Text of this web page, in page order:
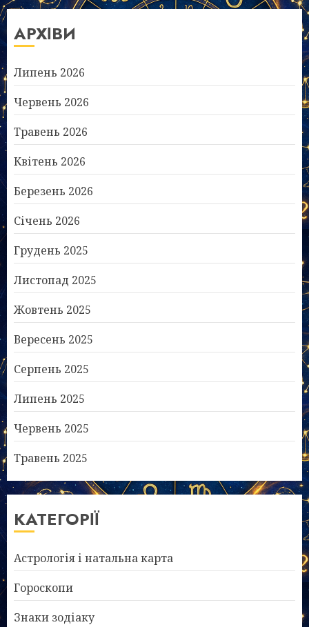
АРХІВИ
Липень 2026
Червень 2026
Травень 2026
Квітень 2026
Березень 2026
Січень 2026
Грудень 2025
Листопад 2025
Жовтень 2025
Вересень 2025
Серпень 2025
Липень 2025
Червень 2025
Травень 2025
КАТЕГОРІЇ
Астрологія і натальна карта
Гороскопи
Знаки зодіаку